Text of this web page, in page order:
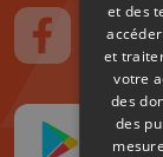
Suivez-nous
et des
et
votre
des
des